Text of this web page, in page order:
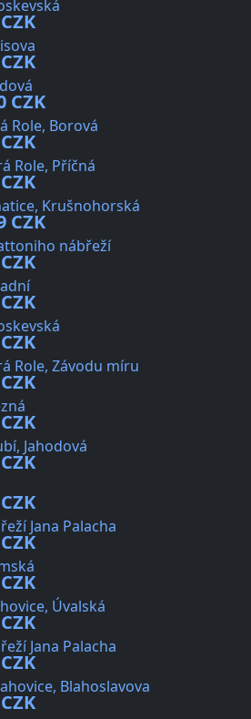
CZK
Role, Borová
Role, Příčná
Krušnohorská
CZK
nábřeží
Role, Závodu míru
Jahodová
Jana Palacha
Úvalská
Jana Palacha
Blahoslavova